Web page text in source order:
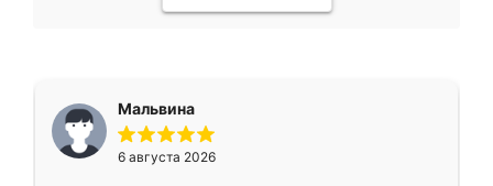
Мальвина
6 августа 2026